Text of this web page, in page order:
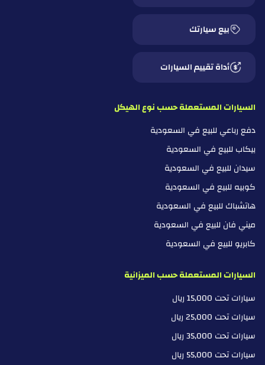
بيع سيارتك
أداة تقييم السيارات
السيارات المستعملة حسب نوع الهيكل
دفع رباعي للبيع في السعودية
بيكاب للبيع في السعودية
سيدان للبيع في السعودية
كوبيه للبيع في السعودية
هاتشباك للبيع في السعودية
ميني فان للبيع في السعودية
كابريو للبيع في السعودية
السيارات المستعملة حسب الميزانية
سيارات تحت 15,000 ريال
سيارات تحت 25,000 ريال
سيارات تحت 35,000 ريال
سيارات تحت 55,000 ريال